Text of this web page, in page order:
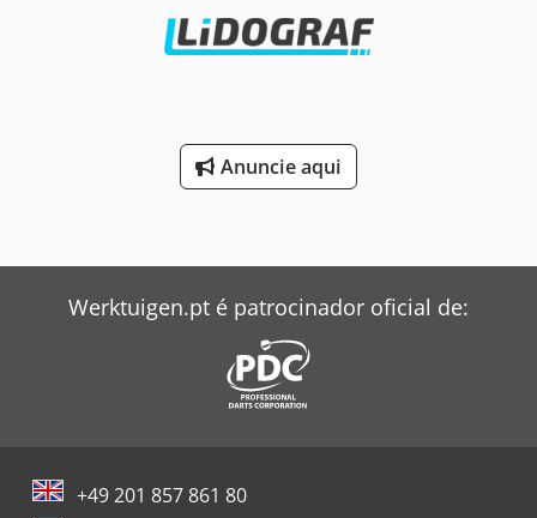
Anuncie aqui
Werktuigen.pt é patrocinador oficial de:
+49 201 857 861 80